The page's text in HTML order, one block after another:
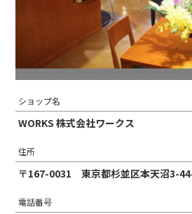
ショップ名
WORKS 株式会社ワークス
住所
〒167-0031 東京都杉並区本天沼3-
電話番号